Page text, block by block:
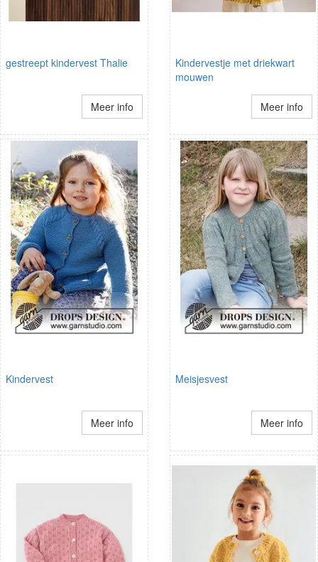
gestreept kindervest Thalie
Meer info
Kindervestje met driekwart
mouwen
Meer info
Kindervest
Meer info
Meisjesvest
Meer info